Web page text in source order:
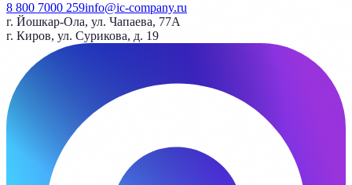
8 800 7000 259info@ic-company.ru
г. Йошкар-Ола, ул. Чапаева, 77А
г. Киров, ул. Сурикова, д. 19